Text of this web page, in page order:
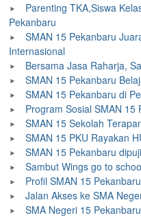
Parenting TKA,Siswa
Pekanbaru
SMAN 15 Pekanbaru
Internasional
Bersama Jasa Raharja,
SMAN 15 Pekanbaru
SMAN 15 Pekanbaru di
Program Sosial SMAN 15
SMAN 15 Sekolah
SMAN 15 PKU Rayakan
SMAN 15 Pekanbaru
Sambut Wings go to
Profil SMAN 15
Jalan Akses ke SMA
SMA Negeri 15